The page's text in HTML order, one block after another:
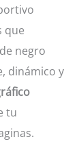
que
negro
dinámico y
tu